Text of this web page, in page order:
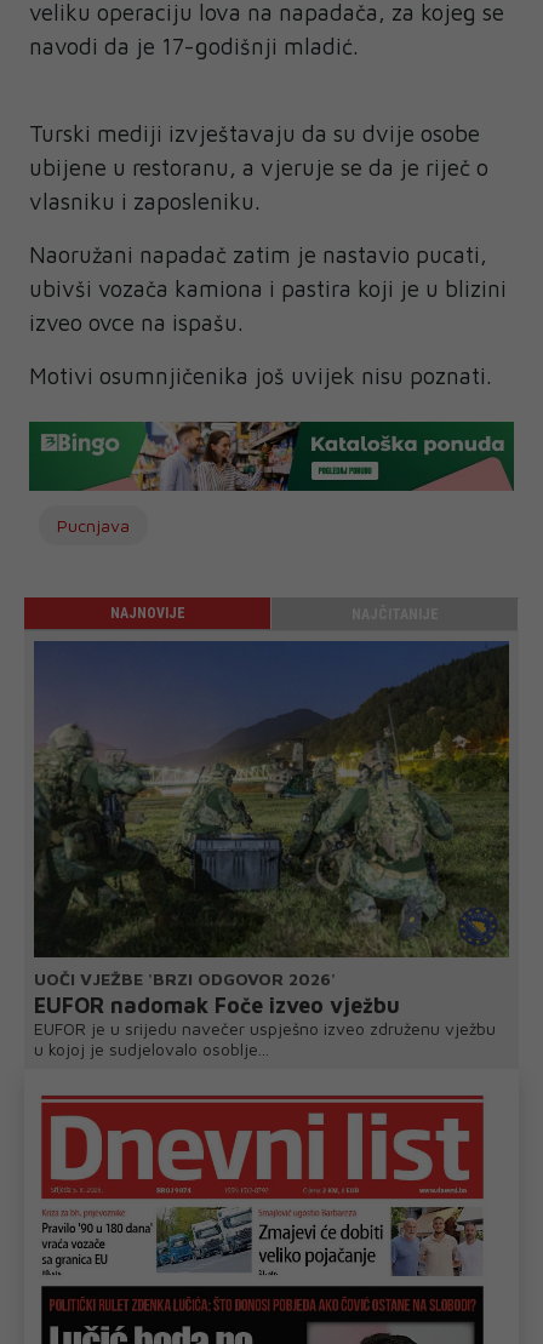
veliku operaciju lova na napadača, za kojeg se
navodi da je 17-godišnji mladić.
Turski mediji izvještavaju da su dvije osobe
ubijene u restoranu, a vjeruje se da je riječ o
vlasniku i zaposleniku.
Naoružani napadač zatim je nastavio pucati,
ubivši vozača kamiona i pastira koji je u blizini
izveo ovce na ispašu.
Motivi osumnjičenika još uvijek nisu poznati.
Pucnjava
NAJNOVIJE
UOČI VJEŽBE 'BRZI ODGOVOR 2026'
EUFOR nadomak Foče izveo vježbu
EUFOR je u srijedu navečer uspješno izveo združenu vježbu
u kojoj je sudjelovalo osoblje...